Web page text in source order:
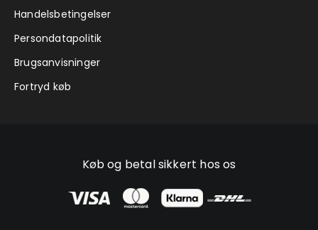
Handelsbetingelser
Persondatapolitik
Brugsanvisninger
Fortryd køb
Køb og betal sikkert hos os